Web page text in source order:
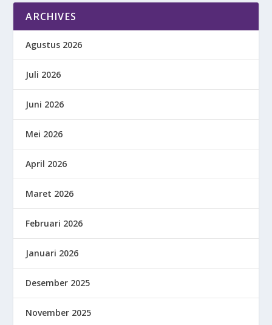
ARCHIVES
Agustus 2026
Juli 2026
Juni 2026
Mei 2026
April 2026
Maret 2026
Februari 2026
Januari 2026
Desember 2025
November 2025